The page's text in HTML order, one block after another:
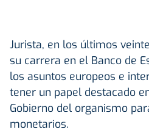
Jurista, en los últimos
su carrera en el Banco de
los asuntos europeos e
tener un papel destacado
Gobierno del organismo
monetarios.